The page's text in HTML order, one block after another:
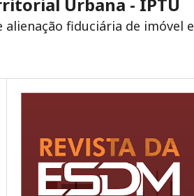
fiduciária de imóvel e